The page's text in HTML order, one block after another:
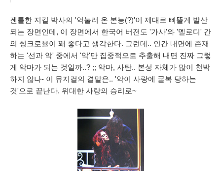
젠틀한 지킬 박사의 '억눌러 온 본능(?)'이 제대로 삐뚤게 발산
되는 장면인데, 이 장면에서 한국어 버전도 '가사'와 '멜로디' 간
의 씽크로율이 꽤 좋다고 생각한다. 그런데.. 인간 내면에 존재
하는 '선과 악' 중에서 '악'만 집중적으로 추출해 내면 진짜 그렇
게 악마가 되는 것일까..? ;; 악마, 사탄.. 본성 자체가 많이 천박
하지 않나- 이 뮤지컬의 결말은.. '악이 사랑에 굴복 당하는
것'으로 끝난다. 위대한 사랑의 승리로~